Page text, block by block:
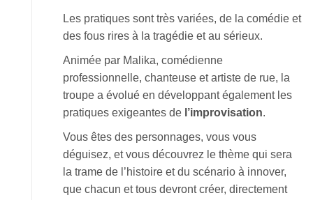
Les pratiques sont très variées, de la comédie et
des fous rires à la tragédie et au sérieux.
Animée par Malika, comédienne
professionnelle, chanteuse et artiste de rue, la
troupe a évolué en développant également les
pratiques exigeantes de l’improvisation.
Vous êtes des personnages, vous vous
déguisez, et vous découvrez le thème qui sera
la trame de l’histoire et du scénario à innover,
que chacun et tous devront créer, directement